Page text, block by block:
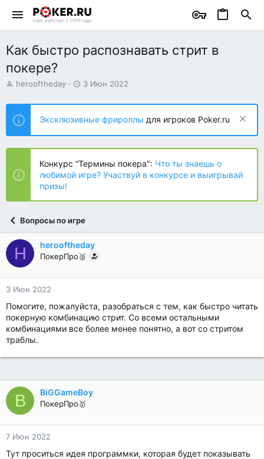
Как быстро распознавать стрит в
покере?
А
т
о
р
т
е
ы
herooftheday
Д
т
н
а
ч
л
а
3 Июн 2022
Эксклюзивные фрироллы для игроков Poker.ru
Конкурс “Термины покера": Что ты знаешь о
любимой игре? Участвуй в конкурсе и выигрывай
призы!
Вопросы по игре
H herooftheday
ПокерПро🥈
3 Июн 2022
Помогите, пожалуйста, разобраться с тем, как быстро читать
покерную комбинацию стрит. Со всеми остальными
комбинациями все более менее понятно, а вот со стритом
траблы.
B BiGGameBoy
ПокерПро🥇
7 Июн 2022
Тут проситься идея программки, которая будет показывать